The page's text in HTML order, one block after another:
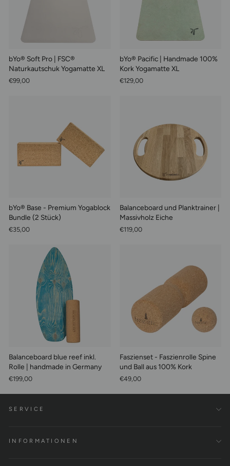
bYo® Soft Pro | FSC®
Naturkautschuk Yogamatte XL
€99,00
bYo® Pacific | Handmade 100%
Kork Yogamatte XL
€129,00
bYo® Base - Premium Yogablock
Bundle (2 Stück)
€35,00
Balanceboard und Planktrainer |
Massivholz Eiche
€119,00
Balanceboard blue reef inkl.
Rolle | handmade in Germany
€199,00
Faszienset - Faszienrolle Spine
und Ball aus 100% Kork
€49,00
SERVICE
INFORMATIONEN